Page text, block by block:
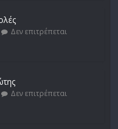
Δεν επιτρέπεται
Δεν επιτρέπεται